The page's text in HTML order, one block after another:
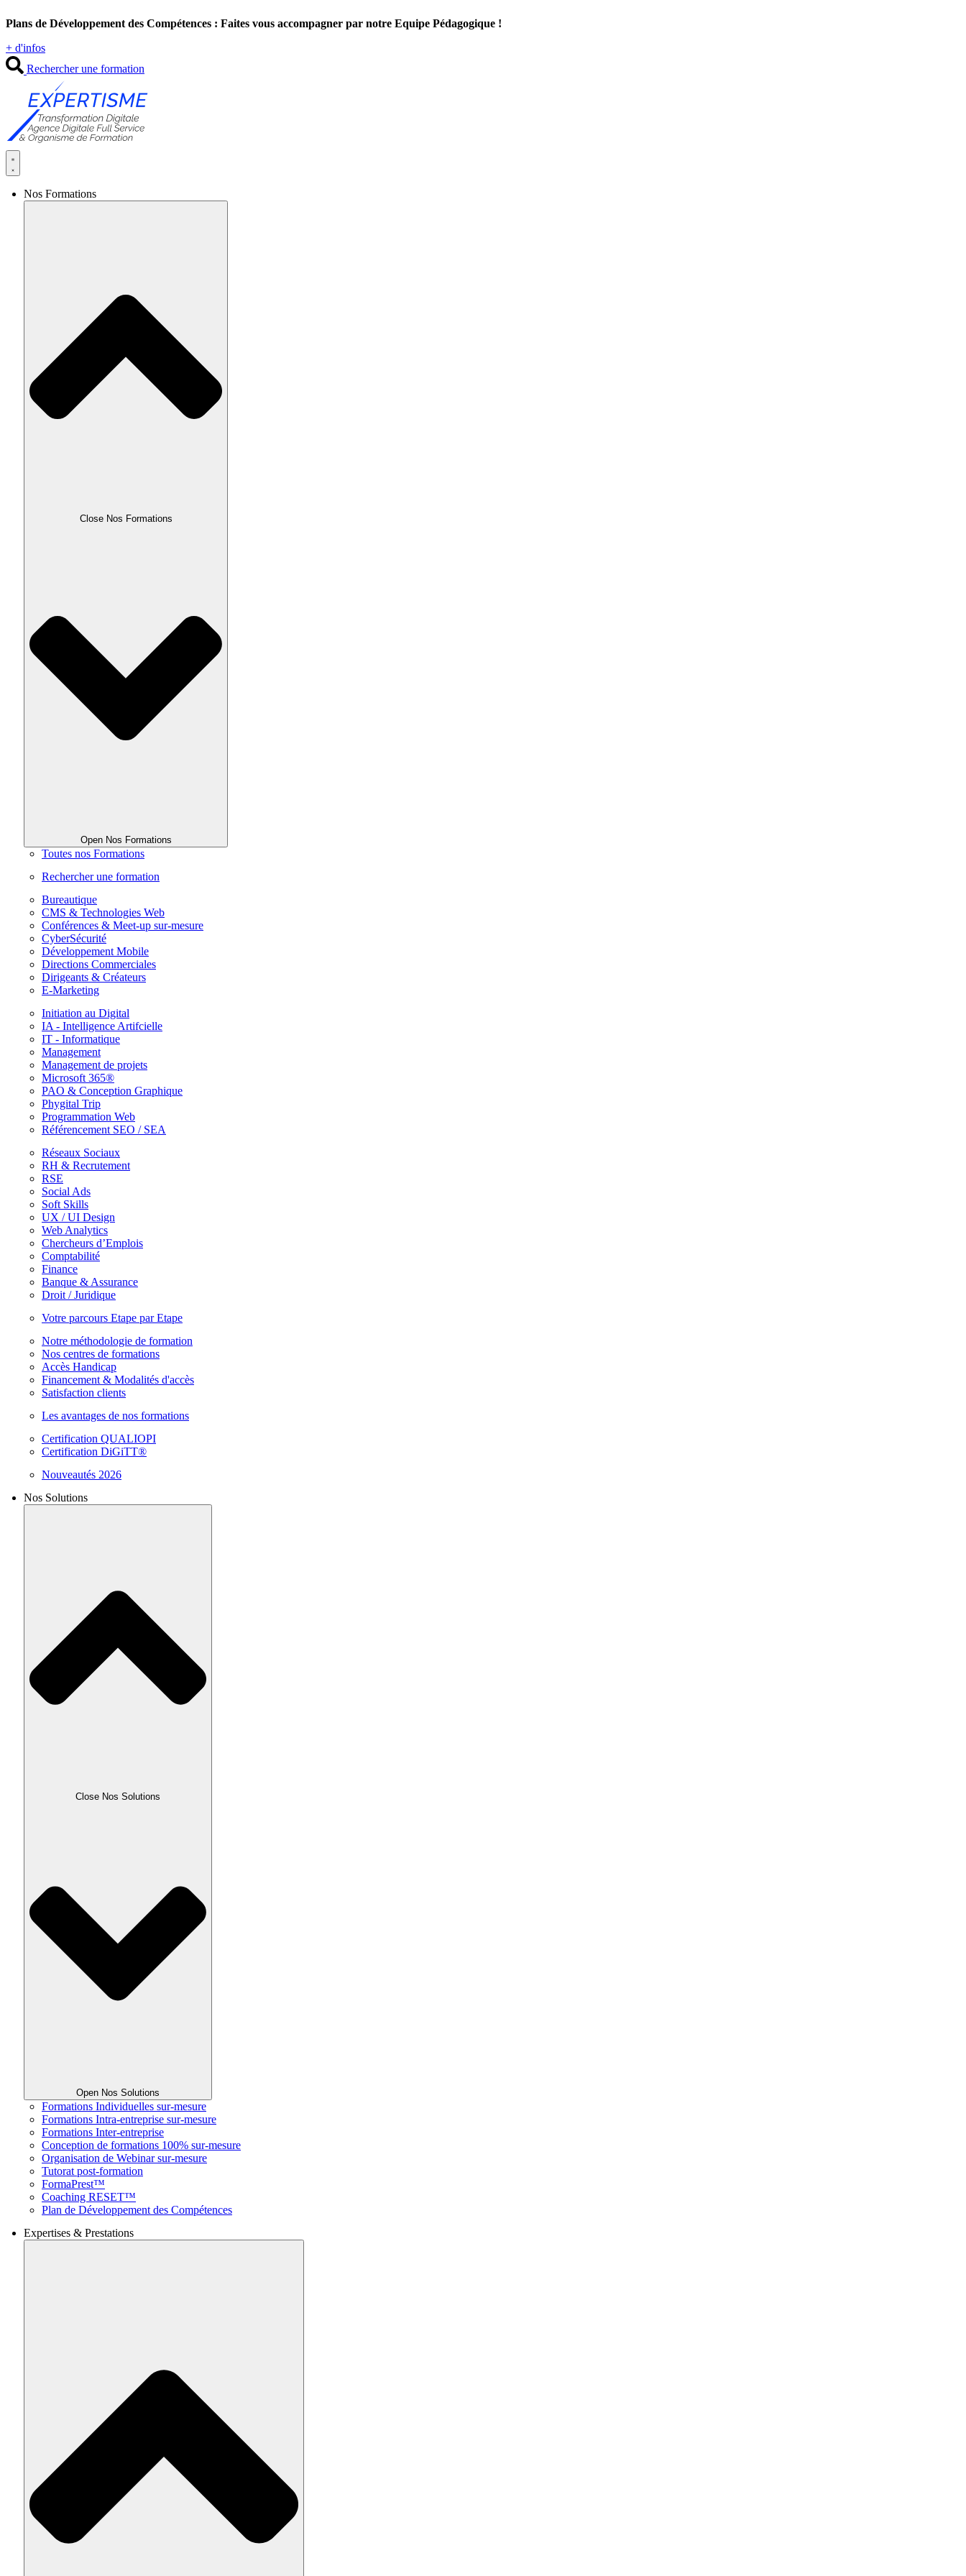
au
Plans de Développement des Compétences : Faites vous accompagner par notre Equipe Pédagogique !
+ d'infos
Rechercher une formation
Nos Formations
Close Nos Formations
Open Nos Formations
Toutes nos Formations
Rechercher une formation
Bureautique
CMS & Technologies Web
Conférences & Meet-up sur-mesure
CyberSécurité
Développement Mobile
Directions Commerciales
Dirigeants & Créateurs
E-Marketing
Initiation au Digital
IA - Intelligence Artifcielle
IT - Informatique
Management
Management de projets
Microsoft 365®
PAO & Conception Graphique
Phygital Trip
Programmation Web
Référencement SEO / SEA
Réseaux Sociaux
RH & Recrutement
RSE
Social Ads
Soft Skills
UX / UI Design
Web Analytics
Chercheurs d’Emplois
Comptabilité
Finance
Banque & Assurance
Droit / Juridique
Votre parcours Etape par Etape
Notre méthodologie de formation
Nos centres de formations
Accès Handicap
Financement & Modalités d'accès
Satisfaction clients
Les avantages de nos formations
Certification QUALIOPI
Certification DiGiTT®
Nouveautés 2026
Nos Solutions
Close Nos Solutions
Open Nos Solutions
Formations Individuelles sur-mesure
Formations Intra-entreprise sur-mesure
Formations Inter-entreprise
Conception de formations 100% sur-mesure
Organisation de Webinar sur-mesure
Tutorat post-formation
FormaPrest™
Coaching RESET™
Plan de Développement des Compétences
Expertises & Prestations